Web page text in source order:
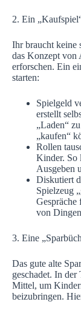
2. Ein
Ihr braucht keine
das Konzept von
erforschen. Ein
starten:
Spielgeld
erstellt
„Laden“
„kaufen“
Rollen
Kinder. So
Ausgeben
Diskutiert
Spielzeug
Gespräche
von
3. Eine
Das gute alte
geschadet. In der
Mittel, um
beizubringen.